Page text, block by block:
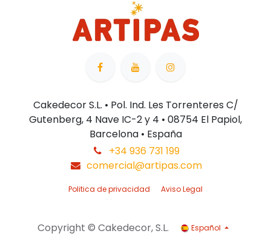
Cakedecor S.L. • Pol. Ind. Les Torrenteres C/
Gutenberg, 4 Nave IC-2 y 4 • 08754 El Papiol,
Barcelona • España
+34 936 731 199
comercial@artipas.com
Politica de privacidad Aviso Legal
Copyright © Cakedecor, S.L. Español